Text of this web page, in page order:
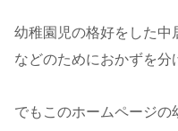
幼稚園児の格好をした中
などのためにおかずを分
でもこのホームページの